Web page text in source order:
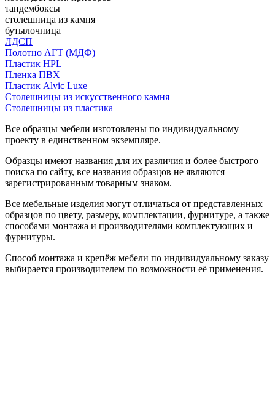
тандембоксы
столешница из камня
бутылочница
ЛДСП
Полотно АГТ (МДФ)
Пластик HPL
Пленка ПВХ
Пластик Alvic Luxe
Столешницы из искусственного камня
Столешницы из пластика
Все образцы мебели изготовлены по индивидуальному
проекту в единственном экземпляре.
Образцы имеют названия для их различия и более быстрого
поиска по сайту, все названия образцов не являются
зарегистрированным товарным знаком.
Все мебельные изделия могут отличаться от представленных
образцов по цвету, размеру, комплектации, фурнитуре, а также
способами монтажа и производителями комплектующих и
фурнитуры.
Способ монтажа и крепёж мебели по индивидуальному заказу
выбирается производителем по возможности её применения.